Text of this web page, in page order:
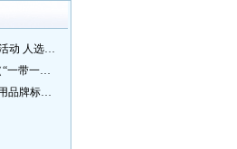
第十届晋江市“我最喜爱的老师”寻访活动 人选推荐火热进行中 快来“秀”您最喜爱的老师
全国博士后创新创业大赛 海外境外（“一带一路”）赛七大赛道等你来战
最高奖金3万元 晋江市农产品区域公用品牌标识Logo及特色农产品包装设计征集活动正式启动